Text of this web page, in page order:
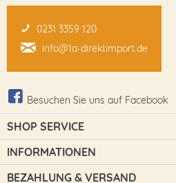
0231 3359 120
info@1a-direktimport.de
Besuchen Sie uns auf Facebook
SHOP SERVICE
INFORMATIONEN
BEZAHLUNG & VERSAND